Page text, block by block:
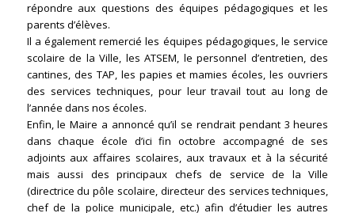
répondre aux questions des équipes pédagogiques et les
parents d’élèves.
Il a également remercié les équipes pédagogiques, le service
scolaire de la Ville, les ATSEM, le personnel d’entretien, des
cantines, des TAP, les papies et mamies écoles, les ouvriers
des services techniques, pour leur travail tout au long de
l’année dans nos écoles.
Enfin, le Maire a annoncé qu’il se rendrait pendant 3 heures
dans chaque école d’ici fin octobre accompagné de ses
adjoints aux affaires scolaires, aux travaux et à la sécurité
mais aussi des principaux chefs de service de la Ville
(directrice du pôle scolaire, directeur des services techniques,
chef de la police municipale, etc.) afin d’étudier les autres